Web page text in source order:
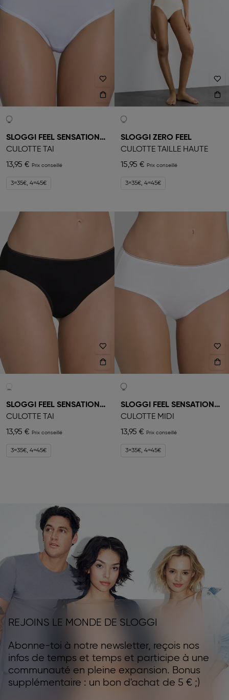
SLOGGI FEEL SENSATIONAL
CULOTTE TAI
13,95 €
3=35€, 4=45€
SLOGGI ZERO FEEL
CULOTTE TAILLE HAUTE
15,95 €
3=35€, 4=45€
SLOGGI FEEL SENSATIONAL
CULOTTE TAI
13,95 €
3=35€, 4=45€
SLOGGI FEEL SENSATIONAL
CULOTTE MIDI
13,95 €
3=35€, 4=45€
REJOINS LE MONDE DE SLOGGI
Abonne-toi à notre newsletter, reçois nos
infos de temps et temps et participe à une
communauté en pleine expansion. Bonus
supplémentaire : un bon d'achat de 5 € ;)